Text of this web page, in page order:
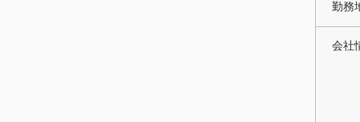
勤務
会社